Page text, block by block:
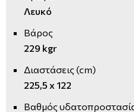
Λευκό
Βάρος
229 kgr
Διαστάσεις (cm)
225,5 x 122
Βαθμός